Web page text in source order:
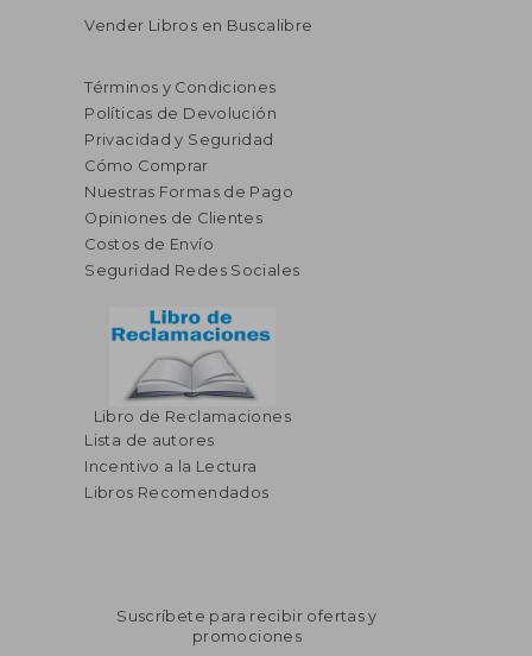
$ 80.00
Vender Libros en Buscalibre
Términos y Condiciones
Políticas de Devolución
Privacidad y Seguridad
Cómo Comprar
Nuestras Formas de Pago
Opiniones de Clientes
Costos de Envío
Seguridad Redes Sociales
Libro de Reclamaciones
Lista de autores
Incentivo a la Lectura
Libros Recomendados
Suscríbete para recibir ofertas y
promociones